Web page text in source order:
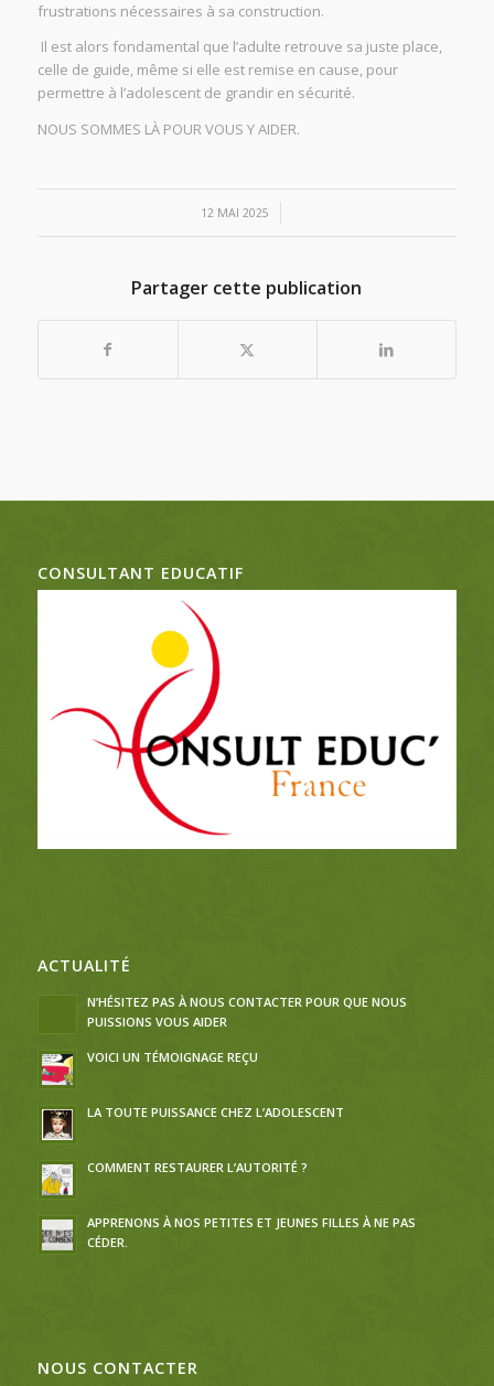
frustrations nécessaires à sa construction.
Il est alors fondamental que l’adulte retrouve sa juste place,
celle de guide, même si elle est remise en cause, pour
permettre à l’adolescent de grandir en sécurité.
NOUS SOMMES LÀ POUR VOUS Y AIDER.
12 MAI 2025
/
Partager cette publication
CONSULTANT EDUCATIF
ACTUALITÉ
N’HÉSITEZ PAS À NOUS CONTACTER POUR QUE NOUS
PUISSIONS VOUS AIDER
VOICI UN TÉMOIGNAGE REÇU
LA TOUTE PUISSANCE CHEZ L’ADOLESCENT
COMMENT RESTAURER L’AUTORITÉ ?
APPRENONS À NOS PETITES ET JEUNES FILLES À NE PAS
CÉDER.
NOUS CONTACTER